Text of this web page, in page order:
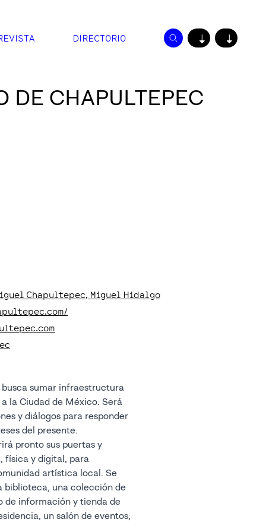
DIRECTORIO ↓ ↓
DE CHAPULTEPEC
Chapultepec, Miguel Hidalgo
del presente.
pronto sus puertas y
física y digital, para
artística local. Se
biblioteca, una colección de
de información y tienda de
un salón de eventos,